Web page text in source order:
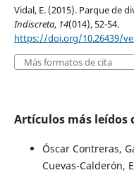
Vidal, E. (2015). Parque de
Indiscreta, 14(014), 52-54.
https://doi.org/10.26439/
Más formatos de cita
Artículos más
Óscar Contreras,
Cuevas-Calderón,